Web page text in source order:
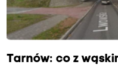
Tarnów: co z